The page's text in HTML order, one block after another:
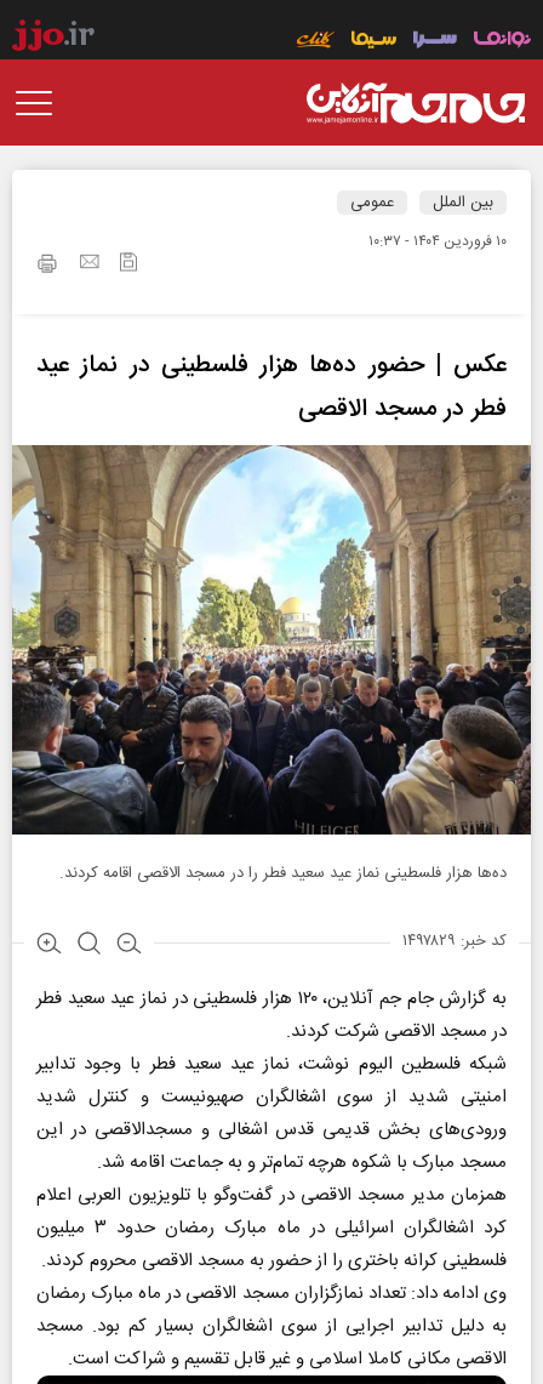
بین الملل عمومی
۱۰ فروردين ۱۴۰۴ - ۱۰:۳۷
عکس | حضور ده‌ها هزار فلسطینی در نماز عید
فطر در مسجد الاقصی
ده‌ها هزار فلسطینی نماز عید سعید فطر را در مسجد الاقصی اقامه کردند.
کد خبر: ۱۴۹۷۸۲۹
به گزارش جام جم آنلاین، ۱۲۰ هزار فلسطینی در نماز عید سعید فطر
در مسجد الاقصی شرکت کردند.
شبکه فلسطین الیوم نوشت، نماز عید سعید فطر با وجود تدابیر
امنیتی شدید از سوی اشغالگران صهیونیست و کنترل شدید
ورودی‌های بخش قدیمی قدس اشغالی و مسجدالاقصی در این
مسجد مبارک با شکوه هرچه تمام‌تر و به جماعت اقامه شد.
همزمان مدیر مسجد الاقصی در گفت‌وگو با تلویزیون العربی اعلام
کرد اشغالگران اسرائیلی در ماه مبارک رمضان حدود ۳ میلیون
فلسطینی کرانه باختری را از حضور به مسجد الاقصی محروم کردند.
وی ادامه داد: تعداد نمازگزاران مسجد الاقصی در ماه مبارک رمضان
به دلیل تدابیر اجرایی از سوی اشغالگران بسیار کم بود. مسجد
الاقصی مکانی کاملا اسلامی و غیر قابل تقسیم و شراکت است.